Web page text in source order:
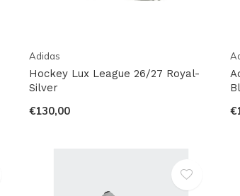
Adidas
Hockey Lux League 26/27 Royal-
Silver
€130,00